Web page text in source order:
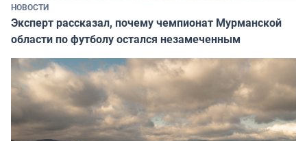
НОВОСТИ
Эксперт рассказал, почему чемпионат Мурманской
области по футболу остался незамеченным